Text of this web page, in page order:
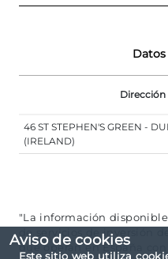
Aviso de cookies
Este sitio web utiliza
Datos
Dirección
46 ST STEPHEN'S GREEN -
(IRELAND)
"La información
de servicios de inversión
que operan en España